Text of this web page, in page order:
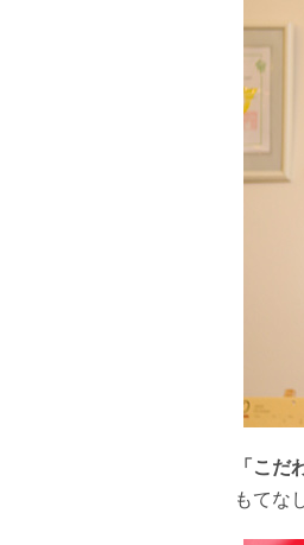
「こ
もてな